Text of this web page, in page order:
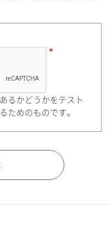
るかどうかをテスト
ためのものです。